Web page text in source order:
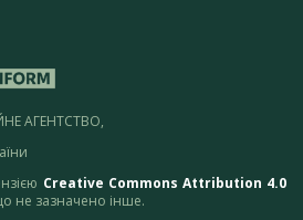
АГЕНТСТВО,
Creative Commons Attribution 4.0
не зазначено інше.